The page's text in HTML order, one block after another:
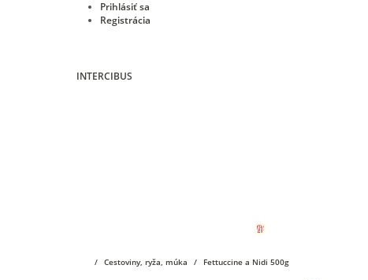
Prihlásiť sa
Registrácia
INTERCIBUS
Vibiemme
Cestoviny, ryža, múka Fettuccine a Nidi 500g